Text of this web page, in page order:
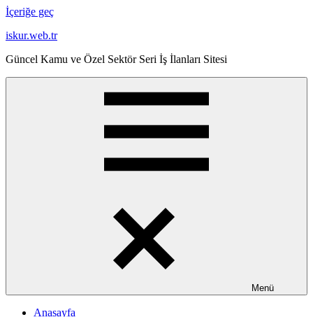
İçeriğe geç
iskur.web.tr
Güncel Kamu ve Özel Sektör Seri İş İlanları Sitesi
Menü
Anasayfa